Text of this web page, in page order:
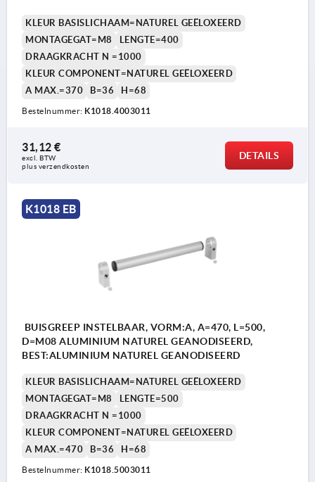
KLEUR BASISLICHAAM=NATUREL GEËLOXEERD
MONTAGEGAT=M8
LENGTE=400
DRAAGKRACHT N =1000
KLEUR COMPONENT=NATUREL GEËLOXEERD
A MAX.=370
B=36 H=68
Bestelnummer: K1018.4003011
31,12 €
excl. BTW
plus verzendkosten
DETAILS
K1018 EB
BUISGREEP INSTELBAAR, VORM:A, A=470, L=500,
D=M08 ALUMINIUM NATUREL GEANODISEERD,
BEST:ALUMINIUM NATUREL GEANODISEERD
KLEUR BASISLICHAAM=NATUREL GEËLOXEERD
MONTAGEGAT=M8
LENGTE=500
DRAAGKRACHT N =1000
KLEUR COMPONENT=NATUREL GEËLOXEERD
A MAX.=470
B=36 H=68
Bestelnummer: K1018.5003011